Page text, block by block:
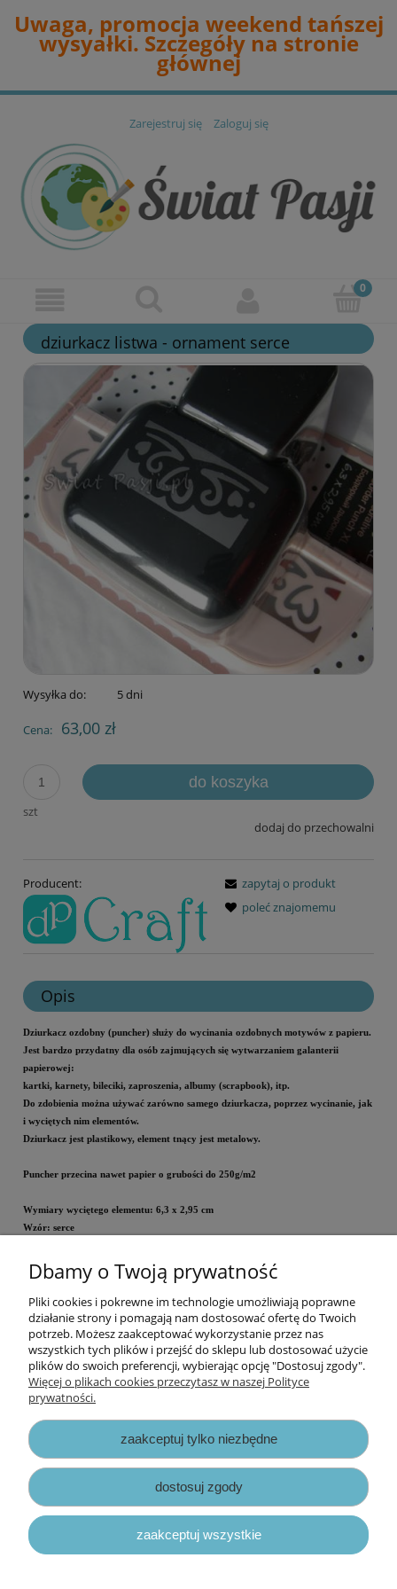
Uwaga, promocja weekend tańszej
wysyałki. Szczegóły na stronie
głównej
Zarejestruj się Zaloguj się
dziurkacz listwa - ornament serce
Wysyłka do: 5 dni
Cena: 63,00 zł
szt
do koszyka
dodaj do przechowalni
Producent:
zapytaj o produkt
poleć znajomemu
Opis
Dziurkacz ozdobny (puncher) służy do wycinania ozdobnych motywów z papieru.
Jest bardzo przydatny dla osób zajmujących się wytwarzaniem galanterii
papierowej:
kartki, karnety, bileciki, zaproszenia, albumy (scrapbook), itp.
Do zdobienia można używać zarówno samego dziurkacza, poprzez wycinanie, jak
i wyciętych nim elementów.
Dziurkacz jest plastikowy, element tnący jest metalowy.
Puncher przecina nawet papier o grubości do 250g/m2
Wymiary wyciętego elementu: 6,3 x 2,95 cm
Wzór: serce
Dziurkacz może się różnić kolorem obudowy od tego na zdjęciu.
Informacje
Opłaty i koszty dostawy
Zapisy prawne
Dbamy o Twoją prywatność
Pliki cookies i pokrewne im technologie umożliwiają poprawne
działanie strony i pomagają nam dostosować ofertę do Twoich
potrzeb. Możesz zaakceptować wykorzystanie przez nas
wszystkich tych plików i przejść do sklepu lub dostosować użycie
plików do swoich preferencji, wybierając opcję "Dostosuj zgody".
Więcej o plikach cookies przeczytasz w naszej Polityce
prywatności.
zaakceptuj tylko niezbędne
dostosuj zgody
zaakceptuj wszystkie